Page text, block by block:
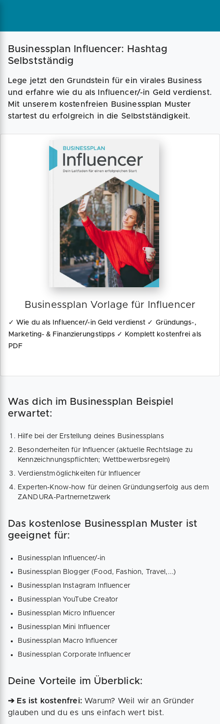
Businessplan Influencer: Hashtag
Selbstständig
Lege jetzt den Grundstein für ein virales Business
und erfahre wie du als Influencer/-in Geld verdienst.
Mit unserem kostenfreien Businessplan Muster
startest du erfolgreich in die Selbstständigkeit.
Businessplan Vorlage für Influencer
✓ Wie du als Influencer/-in Geld verdienst ✓ Gründungs-,
Marketing- & Finanzierungstipps ✓ Komplett kostenfrei als
PDF
Was dich im Businessplan Beispiel
erwartet:
Hilfe bei der Erstellung deines Businessplans
Besonderheiten für Influencer (aktuelle Rechtslage zu
Kennzeichnungspflichten; Wettbewerbsregeln)
Verdienstmöglichkeiten für Influencer
Experten-Know-how für deinen Gründungserfolg aus dem
ZANDURA-Partnernetzwerk
Das kostenlose Businessplan Muster ist
geeignet für:
Businessplan Influencer/-in
Businessplan Blogger (Food, Fashion, Travel,...)
Businessplan Instagram Influencer
Businessplan YouTube Creator
Businessplan Micro Influencer
Businessplan Mini Influencer
Businessplan Macro Influencer
Businessplan Corporate Influencer
Deine Vorteile im Überblick:
➔ Es ist kostenfrei: Warum? Weil wir an Gründer
glauben und du es uns einfach wert bist.